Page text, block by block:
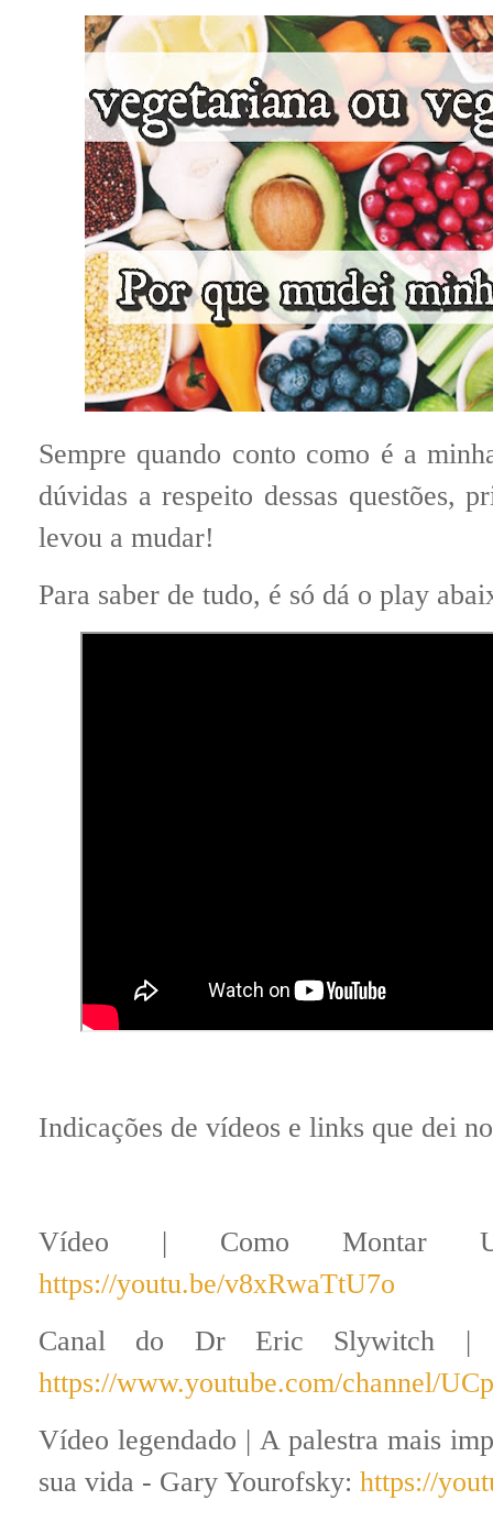
Sempre quando conto como é a
dúvidas a respeito dessas questões,
levou a mudar!
Para saber de tudo, é só dá o play
Indicações de vídeos e links que dei
Vídeo | Como Montar
https://youtu.be/v8xRwaTtU7o
Canal do Dr Eric Slywitch |
https://www.youtube.com/channel/
Vídeo legendado | A palestra mais
sua vida - Gary Yourofsky: https://